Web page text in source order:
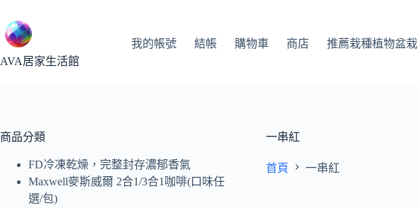
至
主
要
AVA居家生活館
我的帳號 結帳 購物車 商店 推薦栽種植物盆栽
一串紅
首頁 一串紅
商品分類
FD冷凍乾燥，完整封存濃郁香氣
Maxwell麥斯威爾 2合1/3合1咖啡(口味任
選/包)